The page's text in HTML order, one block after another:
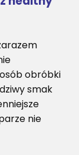
obróbki
smak
nie